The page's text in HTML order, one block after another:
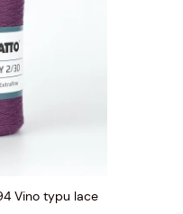
Vino typu lace